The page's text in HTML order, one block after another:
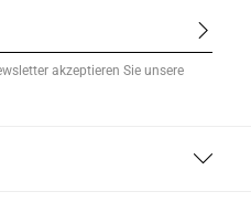
akzeptieren Sie unsere